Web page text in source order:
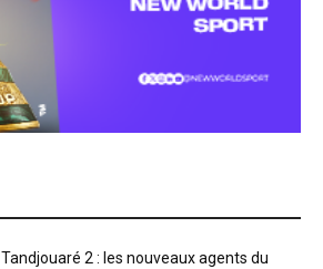
Tandjouaré 2 : les nouveaux agents du